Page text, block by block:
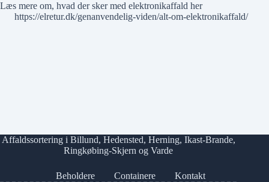
Læs mere om, hvad der sker med elektronikaffald her
https://elretur.dk/genanvendelig-viden/alt-om-elektronikaffald/
Affaldssortering i Billund, Hedensted, Herning, Ikast-Brande,
Ringkøbing-Skjern ogVarde
Beholdere Containere Kontakt